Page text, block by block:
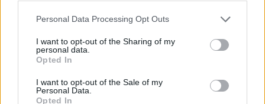
Personal Data Processing Opt Outs
I want to opt-out of the Sharing of my
personal data.
Opted In
I want to opt-out of the Sale of my
Personal Data.
Opted In
από εκείνους που έδωσαν το παρών στην εκδήλωση.
Οι σημαντικότεροι στόχοι του μνημονίου
τουριστικού προορισμού 12 μήνες τον χρόνο.